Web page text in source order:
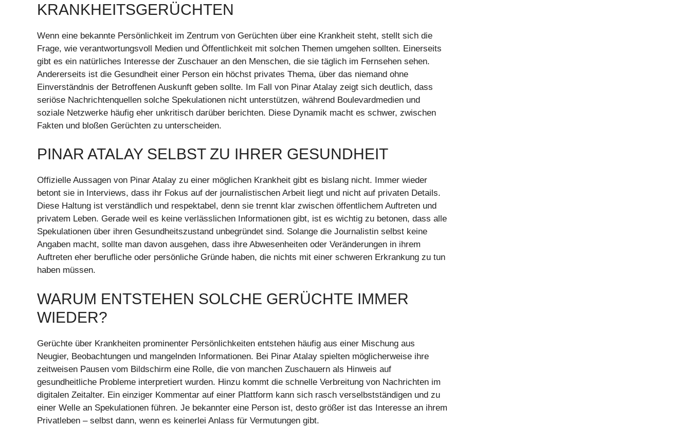
KRANKHEITSGERÜCHTEN
Wenn eine bekannte Persönlichkeit im Zentrum von Gerüchten über eine Krankheit steht, stellt sich die
Frage, wie verantwortungsvoll Medien und Öffentlichkeit mit solchen Themen umgehen sollten. Einerseits
gibt es ein natürliches Interesse der Zuschauer an den Menschen, die sie täglich im Fernsehen sehen.
Andererseits ist die Gesundheit einer Person ein höchst privates Thema, über das niemand ohne
Einverständnis der Betroffenen Auskunft geben sollte. Im Fall von Pinar Atalay zeigt sich deutlich, dass
seriöse Nachrichtenquellen solche Spekulationen nicht unterstützen, während Boulevardmedien und
soziale Netzwerke häufig eher unkritisch darüber berichten. Diese Dynamik macht es schwer, zwischen
Fakten und bloßen Gerüchten zu unterscheiden.
PINAR ATALAY SELBST ZU IHRER GESUNDHEIT
Offizielle Aussagen von Pinar Atalay zu einer möglichen Krankheit gibt es bislang nicht. Immer wieder
betont sie in Interviews, dass ihr Fokus auf der journalistischen Arbeit liegt und nicht auf privaten Details.
Diese Haltung ist verständlich und respektabel, denn sie trennt klar zwischen öffentlichem Auftreten und
privatem Leben. Gerade weil es keine verlässlichen Informationen gibt, ist es wichtig zu betonen, dass alle
Spekulationen über ihren Gesundheitszustand unbegründet sind. Solange die Journalistin selbst keine
Angaben macht, sollte man davon ausgehen, dass ihre Abwesenheiten oder Veränderungen in ihrem
Auftreten eher berufliche oder persönliche Gründe haben, die nichts mit einer schweren Erkrankung zu tun
haben müssen.
WARUM ENTSTEHEN SOLCHE GERÜCHTE IMMER
WIEDER?
Gerüchte über Krankheiten prominenter Persönlichkeiten entstehen häufig aus einer Mischung aus
Neugier, Beobachtungen und mangelnden Informationen. Bei Pinar Atalay spielten möglicherweise ihre
zeitweisen Pausen vom Bildschirm eine Rolle, die von manchen Zuschauern als Hinweis auf
gesundheitliche Probleme interpretiert wurden. Hinzu kommt die schnelle Verbreitung von Nachrichten im
digitalen Zeitalter. Ein einziger Kommentar auf einer Plattform kann sich rasch verselbstständigen und zu
einer Welle an Spekulationen führen. Je bekannter eine Person ist, desto größer ist das Interesse an ihrem
Privatleben – selbst dann, wenn es keinerlei Anlass für Vermutungen gibt.